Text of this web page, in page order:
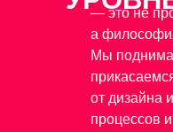
— это не
а
Мы
от дизайна
процессов